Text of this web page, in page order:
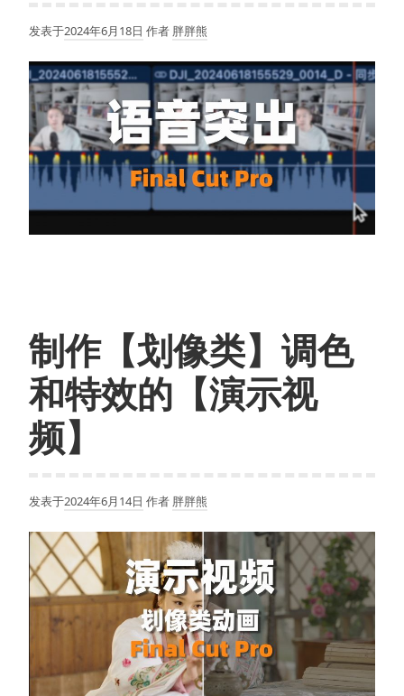
发表于2024年6月18日 作者 胖胖熊
制作【划像类】调色
和特效的【演示视
频】
发表于2024年6月14日 作者 胖胖熊